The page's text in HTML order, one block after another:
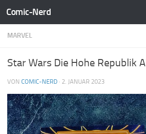
Zum Inhalt springen
Comic-Nerd
MARVEL
Star Wars Die Hohe Republik
VON COMIC-NERD · 2. JANUAR 2023